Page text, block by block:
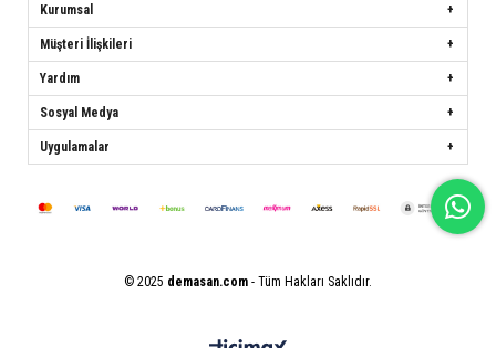
Kurumsal
Müşteri İlişkileri
Yardım
Sosyal Medya
Uygulamalar
© 2025 demasan.com - Tüm Hakları Saklıdır.